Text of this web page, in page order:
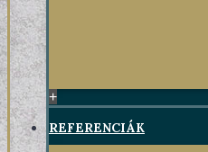
+
REFERENCIÁK